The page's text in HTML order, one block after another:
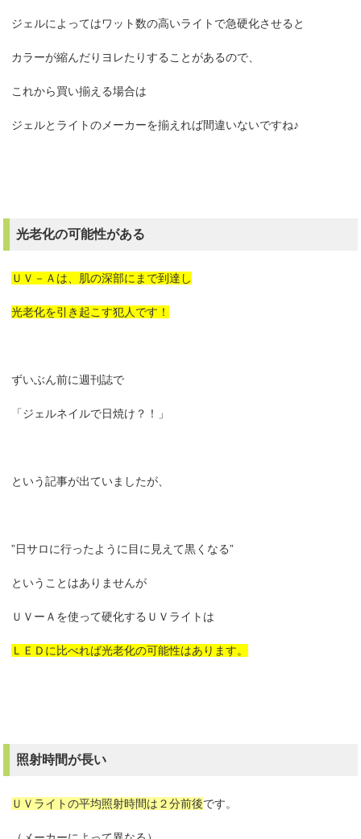
ジェルによってはワット数の高いライトで急硬化させると
カラーが縮んだりヨレたりすることがあるので、
これから買い揃える場合は
ジェルとライトのメーカーを揃えれば間違いないですね♪
光老化の可能性がある
ＵＶ－Ａは、肌の深部にまで到達し
光老化を引き起こす犯人です！
ずいぶん前に週刊誌で
「ジェルネイルで日焼け？！」
という記事が出ていましたが、
”日サロに行ったように目に見えて黒くなる”
ということはありませんが
ＵＶーＡを使って硬化するＵＶライトは
ＬＥＤに比べれば光老化の可能性はあります。
照射時間が長い
ＵＶライトの平均照射時間は２分前後です。